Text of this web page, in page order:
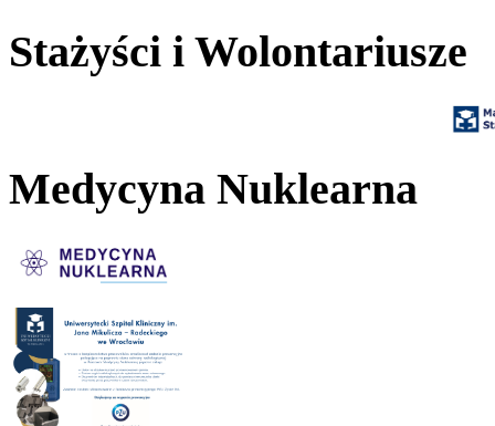
Stażyści i Wolontariusze
Medycyna Nuklearna